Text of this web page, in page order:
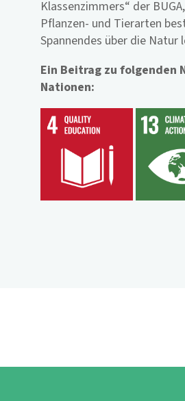
Klassenzimmers“ der
Pflanzen- und Tierarten
Spannendes über die Natur
Ein Beitrag zu folgenden
Nationen: